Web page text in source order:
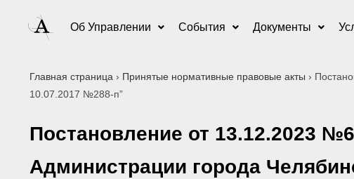
Об Управлении События Документы
Главная страница › Принятые нормативные правовые акты ›
10.07.2017 №288-п”
Постановление от 13.12.2023
Администрации города